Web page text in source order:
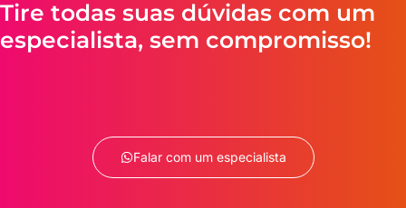
Tire todas suas dúvidas com um
especialista, sem compromisso!
Falar com um especialista